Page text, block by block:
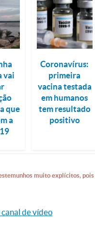
vai
que
a
Coronavírus:
primeira
vacina testada
em humanos
tem resultado
positivo
muito explícitos,
canal de vídeo